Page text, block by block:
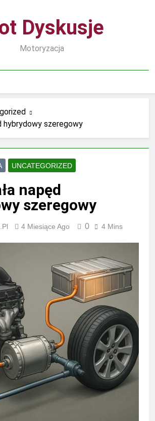
Dyskusje
Motoryzacja
hybrydowy szeregowy
UNCATEGORIZED
napęd
szeregowy
4 Miesiące Ago 0 4 Mins